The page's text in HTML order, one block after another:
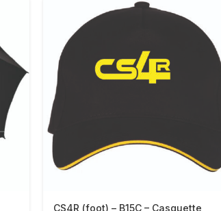
CS4R (foot) – B15C – Casquette